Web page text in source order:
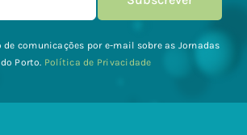
comunicações por e-mail sobre as Jornadas
Porto. Política de Privacidade